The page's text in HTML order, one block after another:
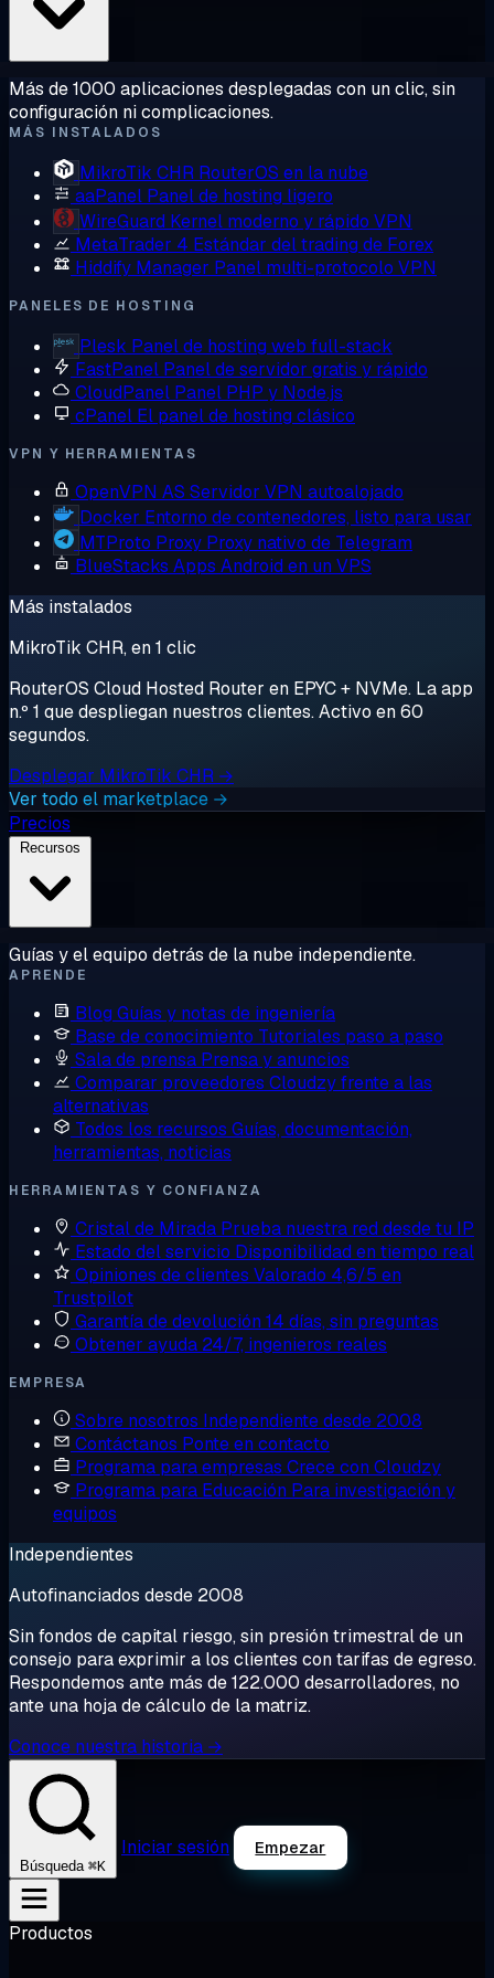
Más de 1000 aplicaciones desplegadas con un clic, sin
configuración ni complicaciones.
MÁS INSTALADOS
MikroTik CHR RouterOS en la nube
aaPanel Panel de hosting ligero
WireGuard Kernel moderno y rápido VPN
MetaTrader 4 Estándar del trading de Forex
Hiddify Manager Panel multi-protocolo VPN
PANELES DE HOSTING
Plesk Panel de hosting web full-stack
FastPanel Panel de servidor gratis y rápido
CloudPanel Panel PHP y Node.js
cPanel El panel de hosting clásico
VPN Y HERRAMIENTAS
OpenVPN AS Servidor VPN autoalojado
Docker Entorno de contenedores, listo para usar
MTProto Proxy Proxy nativo de Telegram
BlueStacks Apps Android en un VPS
Más instalados
MikroTik CHR, en 1 clic
RouterOS Cloud Hosted Router en EPYC + NVMe. La app
n.º 1 que despliegan nuestros clientes. Activo en 60
segundos.
Desplegar MikroTik CHR →
Ver todo el marketplace →
Precios
Guías y el equipo detrás de la nube independiente.
APRENDE
Blog Guías y notas de ingeniería
Base de conocimiento Tutoriales paso a paso
Sala de prensa Prensa y anuncios
Comparar proveedores Cloudzy frente a las
alternativas
Todos los recursos Guías, documentación,
herramientas, noticias
HERRAMIENTAS Y CONFIANZA
Cristal de Mirada Prueba nuestra red desde tu IP
Estado del servicio Disponibilidad en tiempo real
Opiniones de clientes Valorado 4,6/5 en
Trustpilot
Garantía de devolución 14 días, sin preguntas
Obtener ayuda 24/7, ingenieros reales
EMPRESA
Sobre nosotros Independiente desde 2008
Contáctanos Ponte en contacto
Programa para empresas Crece con Cloudzy
Programa para Educación Para investigación y
equipos
Independientes
Autofinanciados desde 2008
Sin fondos de capital riesgo, sin presión trimestral de un
consejo para exprimir a los clientes con tarifas de egreso.
Respondemos ante más de 122.000 desarrolladores, no
ante una hoja de cálculo de la matriz.
Conoce nuestra historia →
Búsqueda ⌘K
Iniciar sesión Empezar
Productos